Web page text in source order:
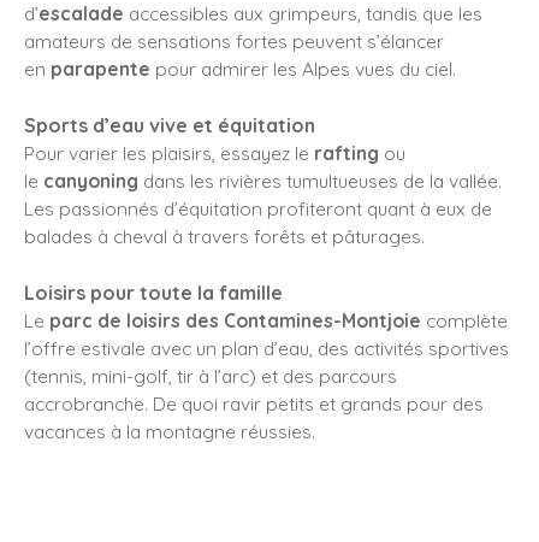
d’escalade accessibles aux grimpeurs, tandis que les
amateurs de sensations fortes peuvent s’élancer
en parapente pour admirer les Alpes vues du ciel.
Sports d’eau vive et équitation
Pour varier les plaisirs, essayez le rafting ou
le canyoning dans les rivières tumultueuses de la vallée.
Les passionnés d’équitation profiteront quant à eux de
balades à cheval à travers forêts et pâturages.
Loisirs pour toute la famille
Le parc de loisirs des Contamines-Montjoie complète
l’offre estivale avec un plan d’eau, des activités sportives
(tennis, mini-golf, tir à l’arc) et des parcours
accrobranche. De quoi ravir petits et grands pour des
vacances à la montagne réussies.